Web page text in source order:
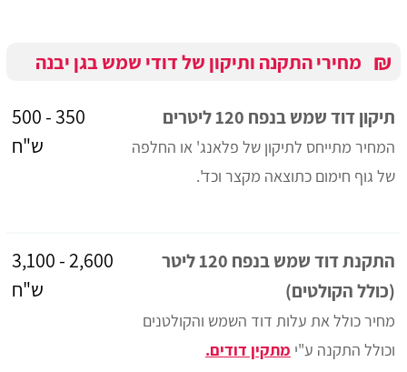
₪ מחירי התקנה ותיקון של דודי שמש בגן יבנה
תיקון דוד שמש בנפח 120 ליטרים
המחיר מתייחס לתיקון של פלאנג' או החלפה
של גוף חימום כתוצאה מקצר וכד'.
350 - 500
ש"ח
התקנת דוד שמש בנפח 120 ליטר
(כולל הקולטים)
מחיר כולל את עלות דוד השמש והקולטנים
וכולל התקנה ע"י מתקין דודים.
2,600 - 3,100
ש"ח